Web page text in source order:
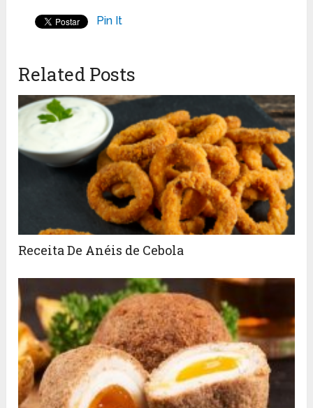
Pin It
Related Posts
Receita De Anéis de Cebola